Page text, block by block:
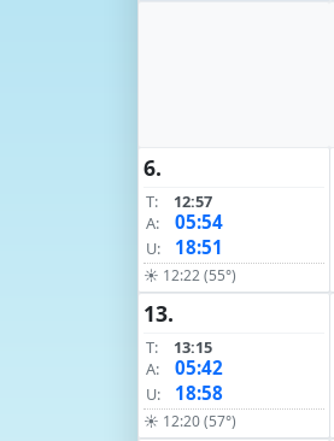
6.
T:
12:57
A:
05:54
U: 18:51
☀ 12:22 (55°)
13.
T:
13:15
A:
05:42
U: 18:58
☀ 12:20 (57°)